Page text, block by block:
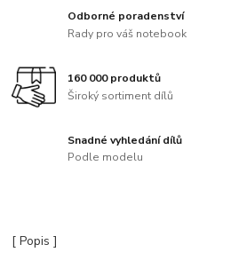
Odborné poradenství
Rady pro váš notebook
160 000 produktů
Široký sortiment dílů
Snadné vyhledání dílů
Podle modelu
[ Popis ]